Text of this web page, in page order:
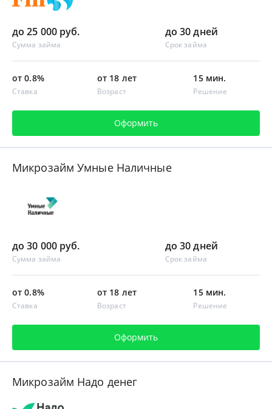
до 25 000 руб.
Сумма займа
до 30 дней
Срок займа
от 0.8%
Ставка
от 18 лет
Возраст
15 мин.
Решение
Оформить
Микрозайм Умные Наличные
до 30 000 руб.
Сумма займа
до 30 дней
Срок займа
от 0.8%
Ставка
от 18 лет
Возраст
15 мин.
Решение
Оформить
Микрозайм Надо денег